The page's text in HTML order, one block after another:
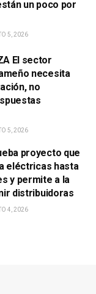
un poco por
5, 2026
El sector
necesita
no
5, 2026
proyecto que
eléctricas hasta
y permite a la
distribuidoras
4, 2026